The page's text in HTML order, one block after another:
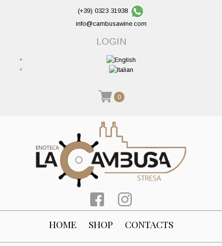
(+39) 0323 31938
info@cambusawine.com
LOGIN
0
HOME SHOP CONTACTS